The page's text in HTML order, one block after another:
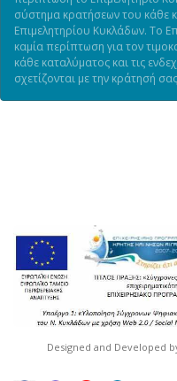
σύστημα κρατήσεων του κάθε
Επιμελητηρίου Κυκλάδων. Το
καμία περίπτωση για τον
κάθε καταλύματος και τις
σχετίζονται με την κράτησή
Designed and Developed